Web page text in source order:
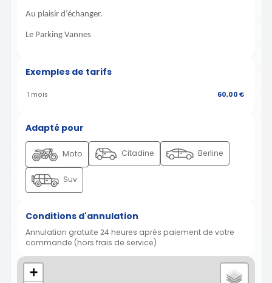
Au plaisir d’échanger.
Le Parking Vannes
Exemples de tarifs
1 mois 60,00 €
Adapté pour
Moto Citadine Berline
Suv
Conditions d'annulation
Annulation gratuite 24 heures après paiement de votre
commande (hors frais de service)
+